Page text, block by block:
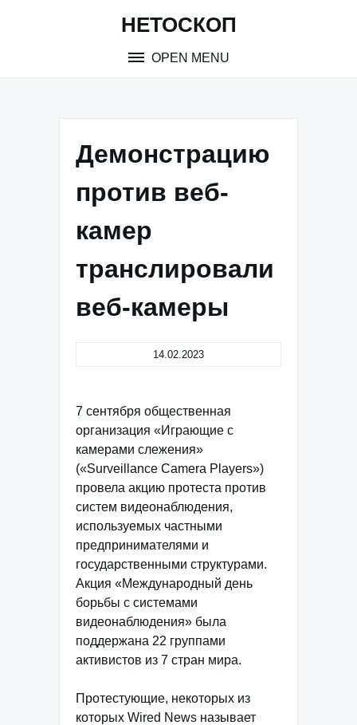
НЕТОСКОП
OPEN MENU
Демонстрацию
против веб-
камер
транслировали
веб-камеры
14.02.2023
7 сентября общественная
организация «Играющие с
камерами слежения»
(«Surveillance Camera Players»)
провела акцию протеста против
систем видеонаблюдения,
используемых частными
предпринимателями и
государственными структурами.
Акция «Международный день
борьбы с системами
видеонаблюдения» была
поддержана 22 группами
активистов из 7 стран мира.
Протестующие, некоторых из
которых Wired News называет